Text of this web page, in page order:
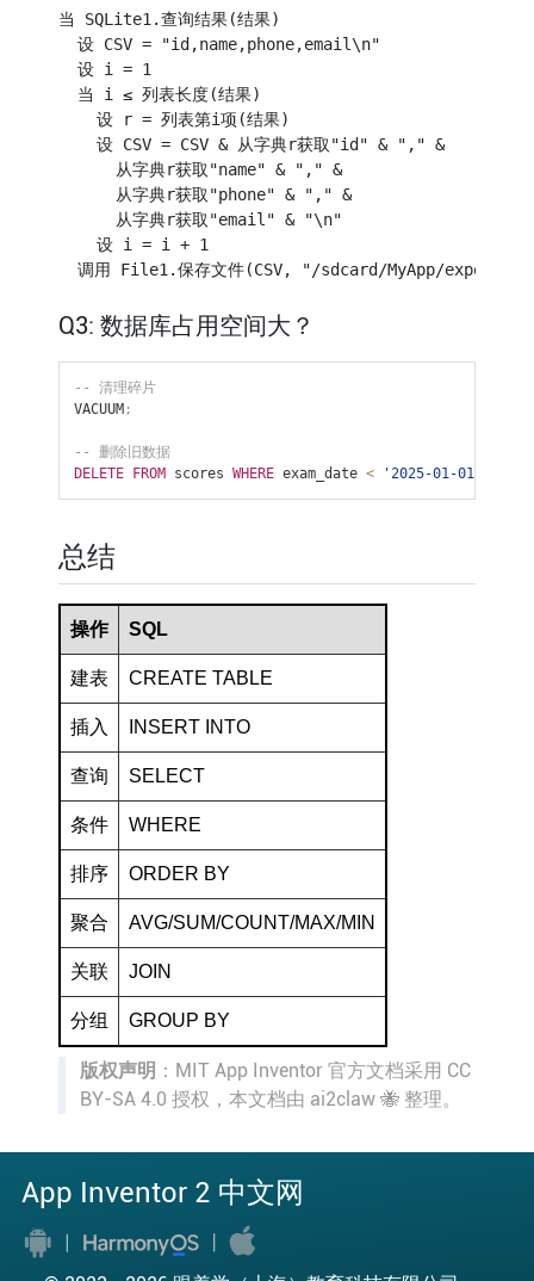
当 SQLite1.查询结果(结果)
  设 CSV = "id,name,phone,email\n"
  设 i = 1
  当 i ≤ 列表长度(结果)
    设 r = 列表第i项(结果)
    设 CSV = CSV & 从字典r获取"id" & "," &
      从字典r获取"name" & "," &
      从字典r获取"phone" & "," &
      从字典r获取"email" & "\n"
    设 i = i + 1
Q3: 数据库占用空间大？
-- 清理碎片
VACUUM;
-- 删除旧数据
DELETE
FROM scores WHERE exam_date < '2025-01-01'
总结
操作 SQL
建表 CREATE TABLE
插入 INSERT INTO
查询 SELECT
条件 WHERE
排序 ORDER BY
聚合 AVG/SUM/COUNT/MAX/MIN
关联 JOIN
分组 GROUP BY
版权声明 ：MIT App Inventor 官方文档采用 CC
BY-SA 4.0 授权，本文档由 ai2claw 🐝 整理。
App Inventor 2 中文网